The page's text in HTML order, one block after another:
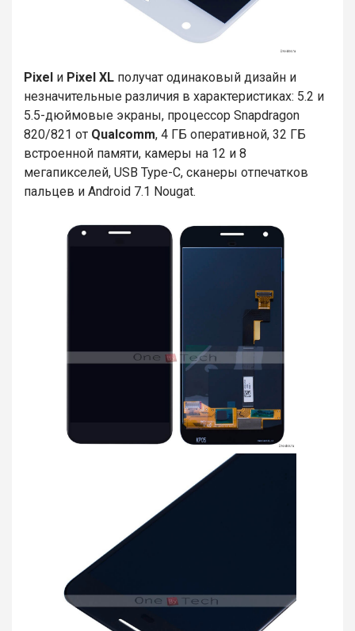
Pixel и Pixel XL получат одинаковый дизайн и
незначительные различия в характеристиках: 5.2 и
5.5-дюймовые экраны, процессор Snapdragon
820/821 от Qualcomm, 4 ГБ оперативной, 32 ГБ
встроенной памяти, камеры на 12 и 8
мегапикселей, USB Type-C, сканеры отпечатков
пальцев и Android 7.1 Nougat.